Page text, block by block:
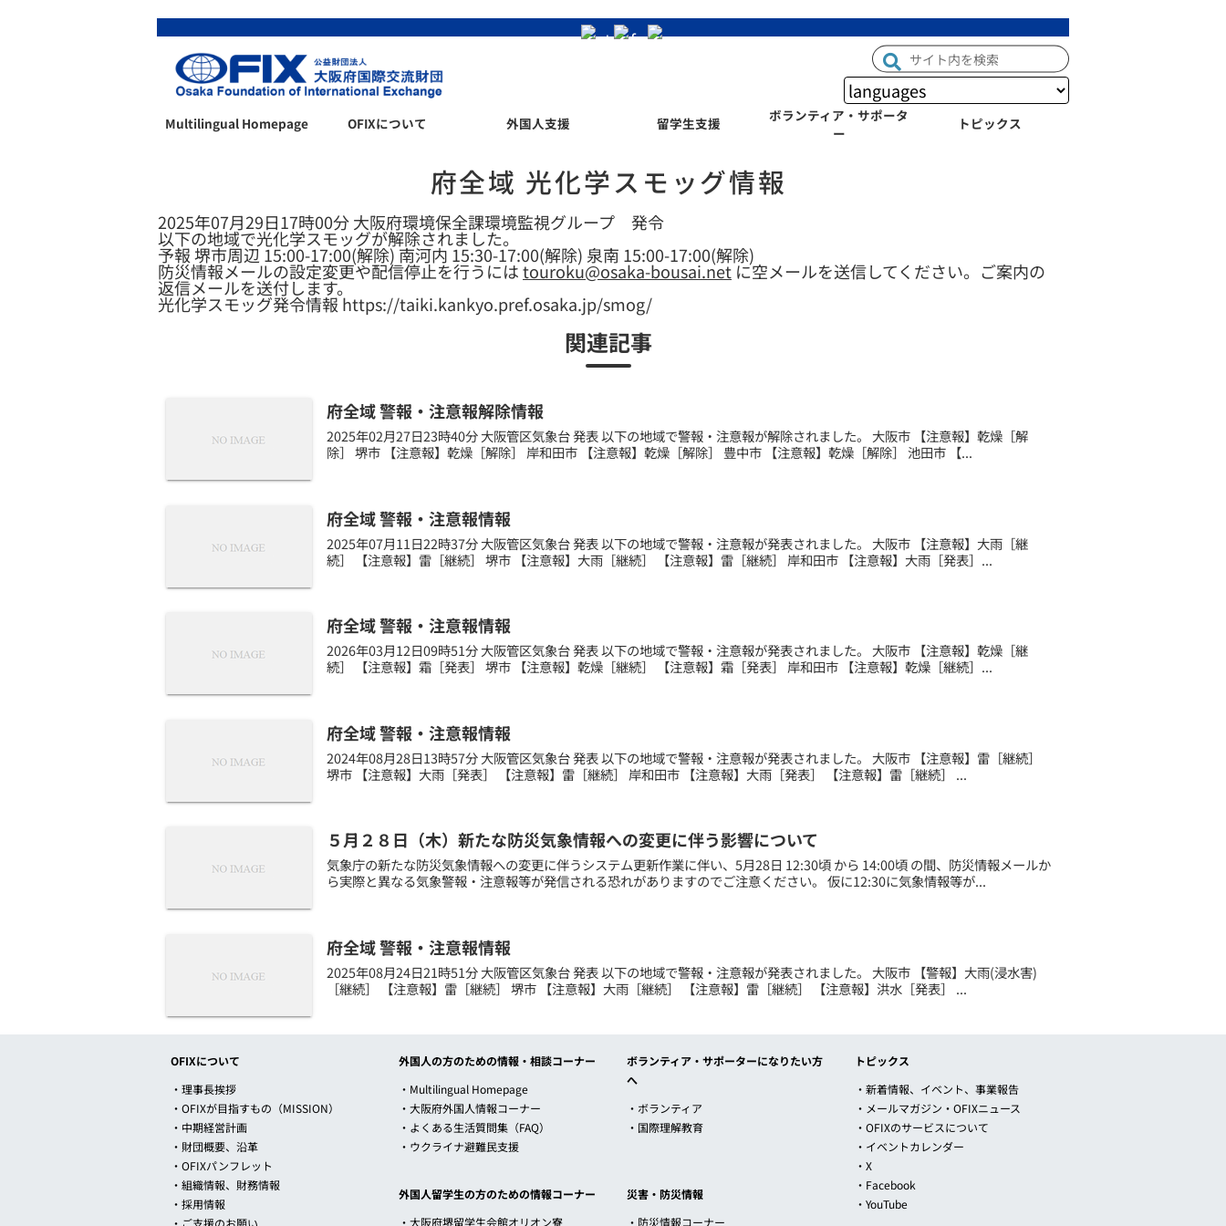
Multilingual Homepage OFIXについて 外国人支援 留学生支援
ボランティア・サポータ
ー
トピックス
府全域 光化学スモッグ情報
2025年07月29日17時00分 大阪府環境保全課環境監視グループ 発令
以下の地域で光化学スモッグが解除されました。
予報 堺市周辺 15:00-17:00(解除) 南河内 15:30-17:00(解除) 泉南 15:00-17:00(解除)
防災情報メールの設定変更や配信停止を行うにはtouroku@osaka-bousai.netに空メールを送信してください。ご案内の
返信メールを送付します。
光化学スモッグ発令情報 https://taiki.kankyo.pref.osaka.jp/smog/
関連記事
府全域 警報・注意報解除情報
2025年02月27日23時40分 大阪管区気象台 発表 以下の地域で警報・注意報が解除されました。 大阪市 【注意報】乾燥［解
除］ 堺市 【注意報】乾燥［解除］ 岸和田市 【注意報】乾燥［解除］ 豊中市 【注意報】乾燥［解除］ 池田市 【...
府全域 警報・注意報情報
2025年07月11日22時37分 大阪管区気象台 発表 以下の地域で警報・注意報が発表されました。 大阪市 【注意報】大雨［継
続］ 【注意報】雷［継続］ 堺市 【注意報】大雨［継続］ 【注意報】雷［継続］ 岸和田市 【注意報】大雨［発表］...
府全域 警報・注意報情報
2026年03月12日09時51分 大阪管区気象台 発表 以下の地域で警報・注意報が発表されました。 大阪市 【注意報】乾燥［継
続］ 【注意報】霜［発表］ 堺市 【注意報】乾燥［継続］ 【注意報】霜［発表］ 岸和田市 【注意報】乾燥［継続］...
府全域 警報・注意報情報
2024年08月28日13時57分 大阪管区気象台 発表 以下の地域で警報・注意報が発表されました。 大阪市 【注意報】雷［継続］
堺市 【注意報】大雨［発表］ 【注意報】雷［継続］ 岸和田市 【注意報】大雨［発表］ 【注意報】雷［継続］ ...
５月２８日（木）新たな防災気象情報への変更に伴う影響について
気象庁の新たな防災気象情報への変更に伴うシステム更新作業に伴い、5月28日 12:30頃 から 14:00頃 の間、防災情報メールか
ら実際と異なる気象警報・注意報等が発信される恐れがありますのでご注意ください。 仮に12:30に気象情報等が...
府全域 警報・注意報情報
2025年08月24日21時51分 大阪管区気象台 発表 以下の地域で警報・注意報が発表されました。 大阪市 【警報】大雨(浸水害)
［継続］ 【注意報】雷［継続］ 堺市 【注意報】大雨［継続］ 【注意報】雷［継続］ 【注意報】洪水［発表］ ...
OFIXについて
・理事長挨拶
・OFIXが目指すもの（MISSION）
・中期経営計画
・財団概要、沿革
・OFIXパンフレット
・組織情報、財務情報
・採用情報
・ご支援のお願い
外国人の方のための情報・相談コーナー
・Multilingual Homepage
・大阪府外国人情報コーナー
・よくある生活質問集（FAQ）
・ウクライナ避難民支援
外国人留学生の方のための情報コーナー
・大阪府堺留学生会館オリオン寮
ボランティア・サポーターになりたい方
へ
・ボランティア
・国際理解教育
災害・防災情報
・防災情報コーナー
トピックス
・新着情報、イベント、事業報告
・メールマガジン・OFIXニュース
・OFIXのサービスについて
・イベントカレンダー
・X
・Facebook
・YouTube